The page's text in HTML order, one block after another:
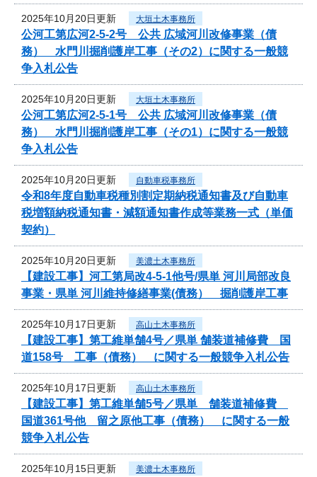
2025年10月20日更新 大垣土木事務所
公河工第広河2-5-2号 公共 広域河川改修事業（債
務） 水門川掘削護岸工事（その2）に関する一般競
争入札公告
2025年10月20日更新 大垣土木事務所
公河工第広河2-5-1号 公共 広域河川改修事業（債
務） 水門川掘削護岸工事（その1）に関する一般競
争入札公告
2025年10月20日更新 自動車税事務所
令和8年度自動車税種別割定期納税通知書及び自動車
税増額納税通知書・減額通知書作成等業務一式（単価
契約）
2025年10月20日更新 美濃土木事務所
【建設工事】河工第局改4-5-1他号/県単 河川局部改良
事業・県単 河川維持修繕事業(債務） 掘削護岸工事
2025年10月17日更新 高山土木事務所
【建設工事】第工維単舗4号／県単 舗装道補修費 国
道158号 工事（債務） に関する一般競争入札公告
2025年10月17日更新 高山土木事務所
【建設工事】第工維単舗5号／県単 舗装道補修費
国道361号他 留之原他工事（債務） に関する一般
競争入札公告
2025年10月15日更新 美濃土木事務所